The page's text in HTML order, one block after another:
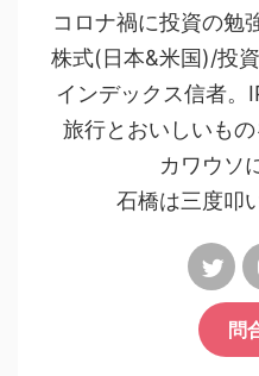
コロナ禍に投資の勉
株式(日本&米国)/投
インデックス信者。
旅行とおいしいもの
カワウソ
石橋は三度叩
問